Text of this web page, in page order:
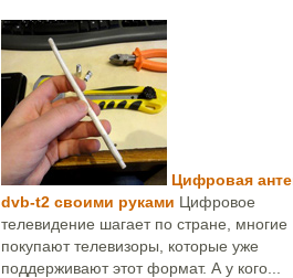
Цифровая
dvb-t2 своими руками Цифровое
телевидение шагает по стране, многие
покупают телевизоры, которые уже
поддерживают этот формат. А у кого...